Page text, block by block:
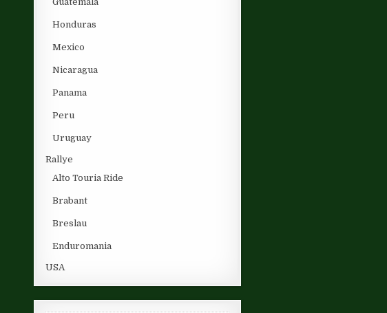
Honduras
Mexico
Nicaragua
Panama
Peru
Uruguay
Rallye
Alto Touria Ride
Brabant
Breslau
Enduromania
USA